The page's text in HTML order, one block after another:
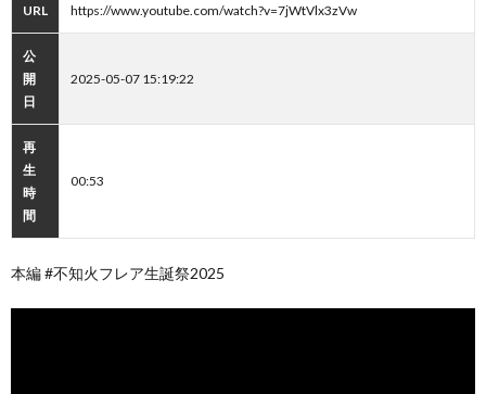
URL https://www.youtube.com/watch?v=7jWtVlx3zVw
公
開
日
2025-05-07 15:19:22
再
生
時
間
00:53
本編 #不知火フレア生誕祭2025